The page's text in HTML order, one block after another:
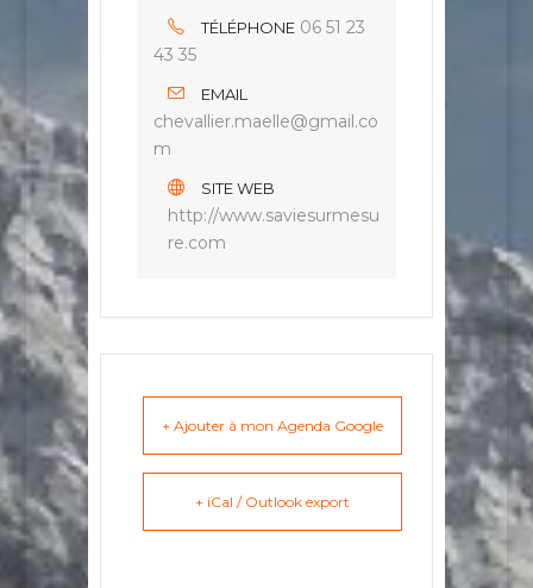
TÉLÉPHONE 06 51 23
43 35
EMAIL
chevallier.maelle@gmail.co
m
SITE WEB
http://www.saviesurmesu
re.com
+ Ajouter à mon Agenda Google
+ iCal / Outlook export